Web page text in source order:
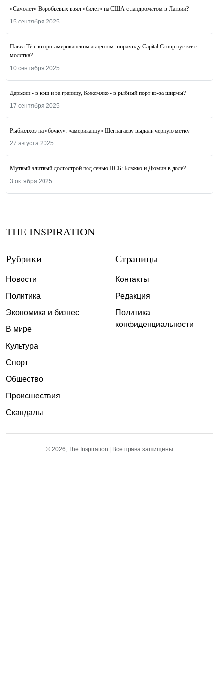
«Самолет» Воробьевых взял «билет» на США с ландроматом в Латвии?
15 сентября 2025
Павел Тё с кипро-американским акцентом: пирамиду Capital Group пустят с
молотка?
10 сентября 2025
Дарькин - в кэш и за границу, Кожемяко - в рыбный порт из-за ширмы?
17 сентября 2025
Рыбколхоз на «бочку»: «американцу» Шегнагаеву выдали черную метку
27 августа 2025
Мутный элитный долгострой под сенью ПСБ: Блажко и Дюмин в доле?
3 октября 2025
THE INSPIRATION
Рубрики
Новости
Политика
Экономика и бизнес
В мире
Культура
Спорт
Общество
Происшествия
Скандалы
Страницы
Контакты
Редакция
Политика
конфиденциальности
© 2026, The Inspiration | Все права защищены